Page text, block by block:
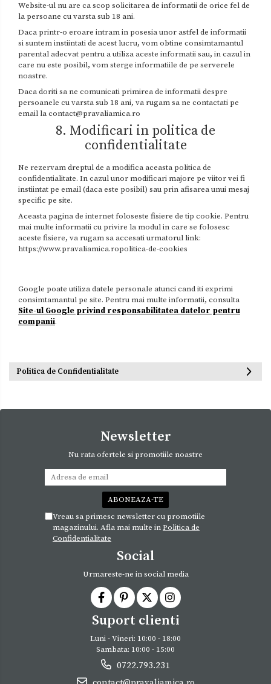
Website-ul nu are ca scop solicitarea de informatii de orice fel de
la persoane cu varsta sub 18 ani.
Daca printr-o eroare intram in posesia unor astfel de informatii
si suntem instiintati de acest lucru, vom obtine consimtamantul
parental adecvat pentru a utiliza aceste informatii sau, in cazul in
care nu este posibil, vom sterge informatiile de pe serverele
noastre.
Daca doriti sa ne comunicati primirea de informatii despre
persoanele cu varsta sub 18 ani, va rugam sa ne contactati pe
email la contact@pravaliamica.ro
8. Modificari in politica de
confidentialitate
Ne rezervam dreptul de a modifica aceasta politica de
confidentialitate. In cazul unor modificari majore pe viitor vei fi
instiintat pe email (daca este posibil) sau prin afisarea unui mesaj
specific pe site.
Aceasta pagina de internet foloseste fisiere de tip cookie. Pentru
mai multe informatii cu privire la modul in care se folosesc
aceste fisiere, va rugam sa accesati urmatorul link:
https://www.pravaliamica.ropolitica-de-cookies
Google poate utiliza datele personale atunci cand iti exprimi
consimtamantul pe site. Pentru mai multe informatii, consulta
Site-ul Google privind responsabilitatea datelor pentru
companii.
Politica de Confidentialitate
Newsletter
Nu rata ofertele si promotiile noastre
Vreau sa primesc newsletter cu promotiile
magazinului. Afla mai multe inPolitica de
Confidentialitate
Social
Urmareste-ne in social media
Suport clienti
Luni - Vineri: 10:00 - 18:00
Sambata: 10:00 - 15:00
0722.793.231